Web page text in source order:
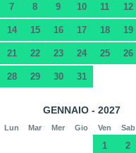
7 8 9 10 11 12
14 15 16 17 18 19
21 22 23 24 25 26
28 29 30 31
GENNAIO - 2027
Lun Mar Mer Gio Ven Sab
1 2